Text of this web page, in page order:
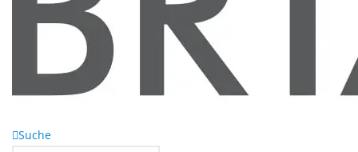
Suche